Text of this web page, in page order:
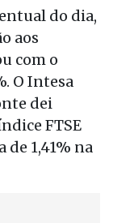
do dia,
aos
com o
O Intesa
dei
FTSE
1,41% na